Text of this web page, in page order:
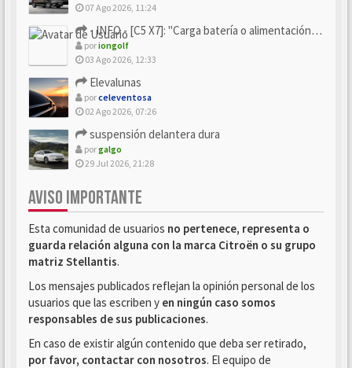
07 Ago 2026, 11:24
- INFO - [C5 X7]: "Carga batería o alimentación eléctri...
poriongolf
03 Ago 2026, 12:33
Elevalunas
porceleventosa
02 Ago 2026, 07:26
suspensión delantera dura
porgalgo
29 Jul 2026, 21:28
AVISO IMPORTANTE
Esta comunidad de usuarios no pertenece, representa o
guarda relación alguna con la marca Citroën o su grupo
matriz Stellantis.
Los mensajes publicados reflejan la opinión personal de los
usuarios que las escriben y en ningún caso somos
responsables de sus publicaciones.
En caso de existir algún contenido que deba ser retirado,
por favor, contactar con nosotros. El equipo de